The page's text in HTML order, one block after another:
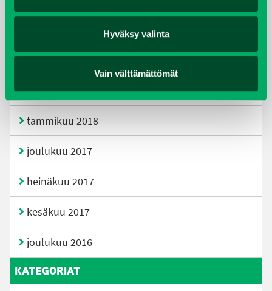
Hyväksy valinta
Vain välttämättömät
helmikuu 2019
elokuu 2018
tammikuu 2018
joulukuu 2017
heinäkuu 2017
kesäkuu 2017
joulukuu 2016
KATEGORIAT